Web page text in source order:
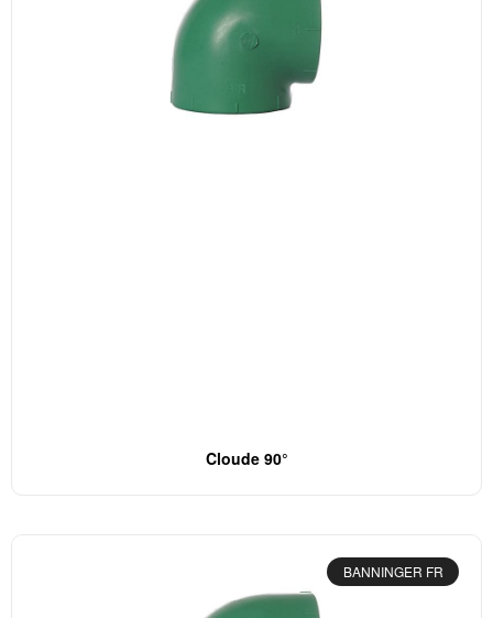
Cloude 90°
BANNINGER FR